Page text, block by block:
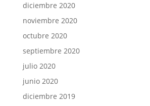
diciembre 2020
noviembre 2020
octubre 2020
septiembre 2020
julio 2020
junio 2020
diciembre 2019